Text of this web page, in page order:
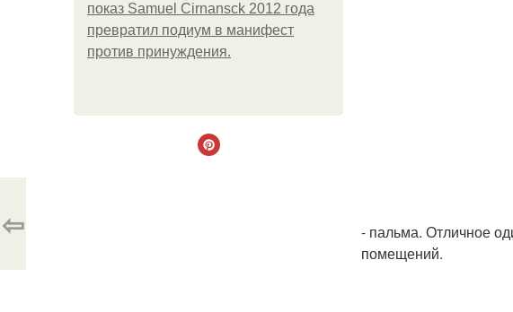
показ Samuel Cirnansck 2012 года
превратил подиум в манифест
против принуждения.
- пальма. Отличное
помещений.
⇦